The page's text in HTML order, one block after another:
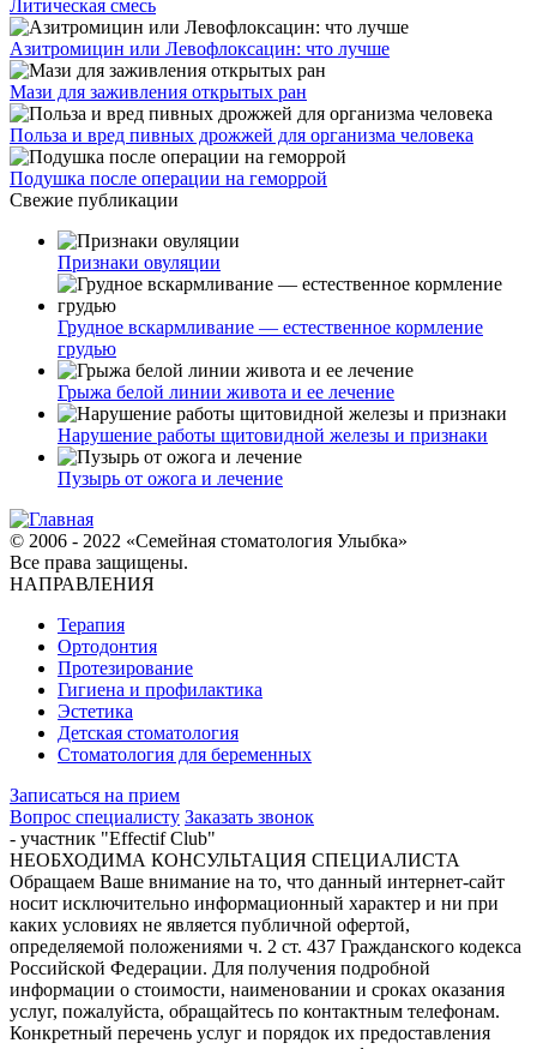
Литическая смесь
Азитромицин или Левофлоксацин: что лучше
Мази для заживления открытых ран
Польза и вред пивных дрожжей для организма человека
Подушка после операции на геморрой
Свежие публикации
Признаки овуляции
Грудное вскармливание — естественное кормление
грудью
Грыжа белой линии живота и ее лечение
Нарушение работы щитовидной железы и признаки
Пузырь от ожога и лечение
© 2006 - 2022 «Семейная стоматология Улыбка»
Все права защищены.
НАПРАВЛЕНИЯ
Терапия
Ортодонтия
Протезирование
Гигиена и профилактика
Эстетика
Детская стоматология
Стоматология для беременных
Записаться на прием
Вопрос специалисту Заказать звонок
- участник "Effectif Club"
НЕОБХОДИМА КОНСУЛЬТАЦИЯ СПЕЦИАЛИСТА
Обращаем Ваше внимание на то, что данный интернет-сайт
носит исключительно информационный характер и ни при
каких условиях не является публичной офертой,
определяемой положениями ч. 2 ст. 437 Гражданского кодекса
Российской Федерации. Для получения подробной
информации о стоимости, наименовании и сроках оказания
услуг, пожалуйста, обращайтесь по контактным телефонам.
Конкретный перечень услуг и порядок их предоставления